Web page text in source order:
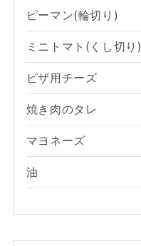
ピーマン(輪切り)
ミニトマト(くし切り)
ピザ用チーズ
焼き肉のタレ
マヨネーズ
油